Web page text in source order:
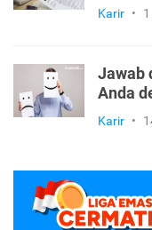
Karir •
Jawab
Anda
Karir •